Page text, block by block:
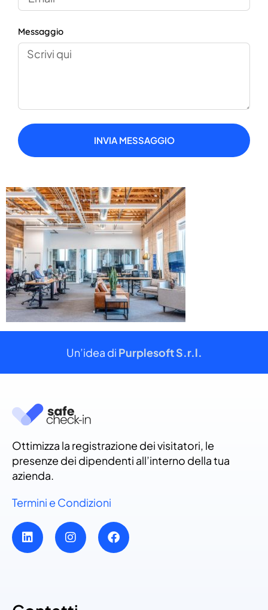
Messaggio
INVIA MESSAGGIO
Un’idea di Purplesoft S.r.l.
Ottimizza la registrazione dei visitatori, le
presenze dei dipendenti all’interno della tua
azienda.
Termini e Condizioni